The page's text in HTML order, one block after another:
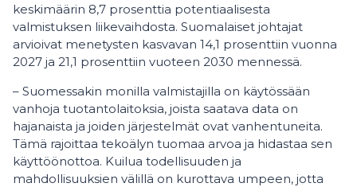
keskimäärin 8,7 prosenttia potentiaalisesta
valmistuksen liikevaihdosta. Suomalaiset johtajat
arvioivat menetysten kasvavan 14,1 prosenttiin vuonna
2027 ja 21,1 prosenttiin vuoteen 2030 mennessä.
– Suomessakin monilla valmistajilla on käytössään
vanhoja tuotantolaitoksia, joista saatava data on
hajanaista ja joiden järjestelmät ovat vanhentuneita.
Tämä rajoittaa tekoälyn tuomaa arvoa ja hidastaa sen
käyttöönottoa. Kuilua todellisuuden ja
mahdollisuuksien välillä on kurottava umpeen, jotta